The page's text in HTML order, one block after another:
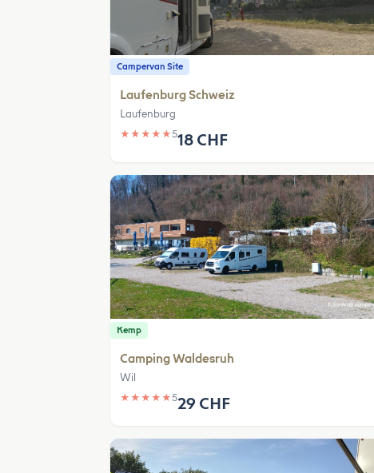
Campervan Site
Laufenburg Schweiz
Laufenburg
★ ★ ★ ★ ★518 CHF
Kemp
Camping Waldesruh
Wil
★ ★ ★ ★ ★529 CHF